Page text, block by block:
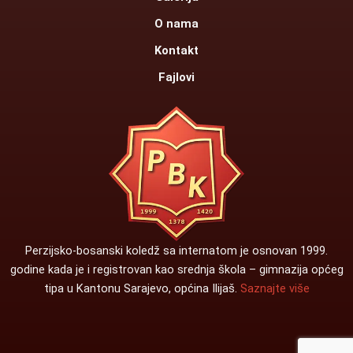
O nama
Kontakt
Fajlovi
Perzijsko-bosanski koledž sa internatom je osnovan 1999.
godine kada je i registrovan kao srednja škola – gimnazija općeg
tipa u Kantonu Sarajevo, općina Ilijaš. Saznajte više